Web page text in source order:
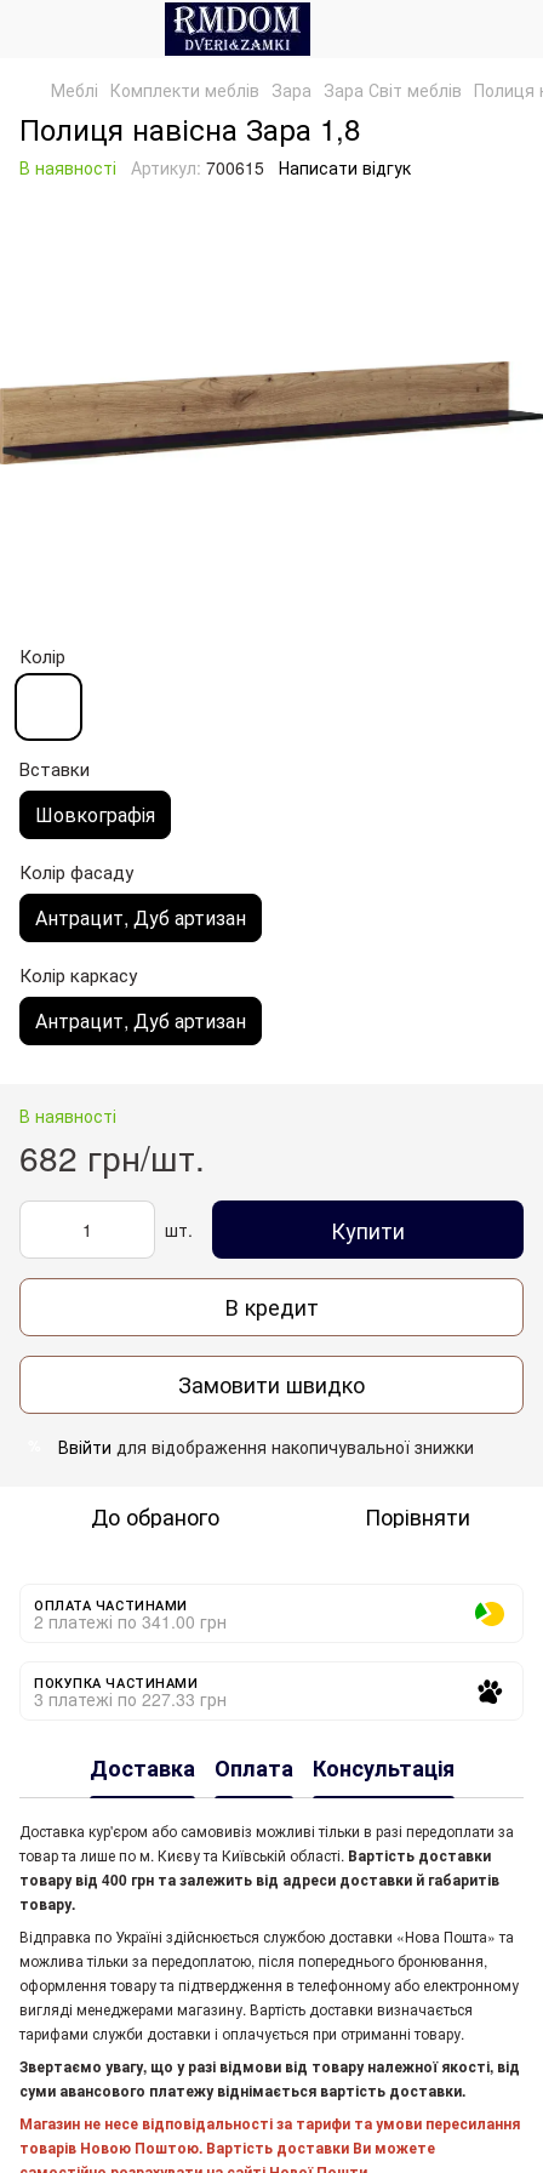
Меблі Комплекти меблів Зара Зара Світ меблів Полиця
Полиця навісна Зара 1,8
В наявності Артикул: 700615 Написати відгук
Колір
Вставки
Шовкографія
Колір фасаду
Антрацит, Дуб артизан
Колір каркасу
Антрацит, Дуб артизан
В наявності
682 грн/шт.
шт. Купити
В кредит
Замовити швидко
Ввійти для відображення накопичувальної знижки
До обраного Порівняти
ОПЛАТА ЧАСТИНАМИ
2 платежі по 341.00 грн
ПОКУПКА ЧАСТИНАМИ
3 платежі по 227.33 грн
Доставка Оплата Консультація
Доставка кур'єром або самовивіз можливі тільки в разі передоплати за
товар та лише по м. Києву та Київській області. Вартість доставки
товару від 400 грн та залежить від адреси доставки й габаритів
товару.
Відправка по Україні здійснюється службою доставки «Нова Пошта» та
можлива тільки за передоплатою, після попереднього бронювання,
оформлення товару та підтвердження в телефонному або електронному
вигляді менеджерами магазину. Вартість доставки визначається
тарифами служби доставки і оплачується при отриманні товару.
Звертаємо увагу, що у разі відмови від товару належної якості, від
суми авансового платежу віднімається вартість доставки.
Магазин не несе відповідальності за тарифи та умови пересилання
товарів Новою Поштою. Вартість доставки Ви можете